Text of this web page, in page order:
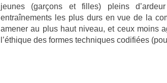
jeunes (garçons et filles) pleins
entraînements les plus durs en vue de la
amener au plus haut niveau, et ceux moins
l’éthique des formes techniques codifiées